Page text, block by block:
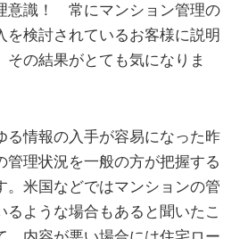
意識！ 常にマンション管理の
を検討されているお客様に説明
その結果がとても気になりま
る情報の入手が容易になった昨
管理状況を一般の方が把握する
。米国などではマンションの管
るような場合もあると聞いたこ